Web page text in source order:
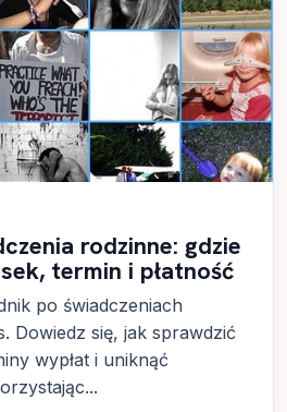
rodzinne: gdzie
termin i płatność
po świadczeniach
Dowiedz się, jak sprawdzić
wypłat i uniknąć